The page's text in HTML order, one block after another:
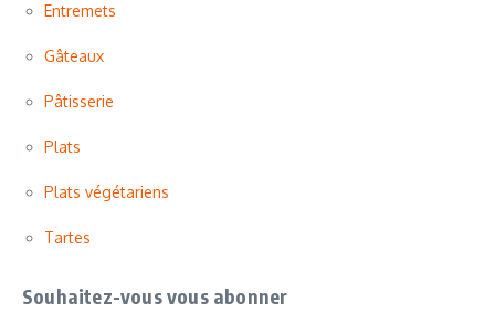
Entremets
Gâteaux
Pâtisserie
Plats
Plats végétariens
Tartes
Souhaitez-vous vous abonner